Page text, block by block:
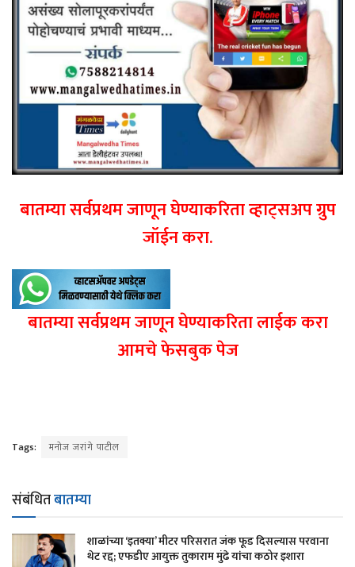
बातम्या सर्वप्रथम जाणून घेण्याकरिता व्हाट्सअप ग्रुप
जॉईन करा.
बातम्या सर्वप्रथम जाणून घेण्याकरिता लाईक करा
आमचे फेसबुक पेज
Tags: मनोज जरांगे पाटील
संबंधितबातम्या
शाळांच्या ‘इतक्या’ मीटर परिसरात जंक फूड दिसल्यास परवाना
थेट रद्द; एफडीए आयुक्त तुकाराम मुंढे यांचा कठोर इशारा